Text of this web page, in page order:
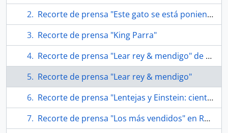
Recorte de prensa "Este gato se está poniendo viejo"
Recorte de prensa "King Parra"
Recorte de prensa "Lear rey & mendigo" de revista Ercilla
Recorte de prensa "Lear rey & mendigo"
Recorte de prensa "Lentejas y Einstein: científico pone bajo el microscopio la física de Nicanor Parra" de Las Últimas Noticias
Recorte de prensa "Los más vendidos" en Revista de Libros